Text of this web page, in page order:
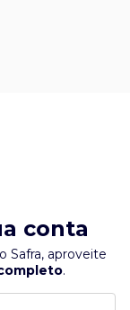
conta
Safra, aproveite
.